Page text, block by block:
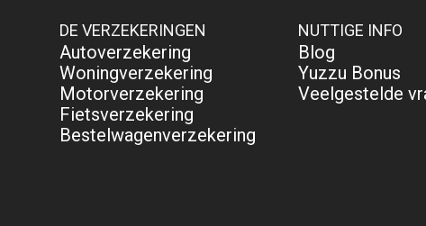
DE VERZEKERINGEN
Autoverzekering
Woningverzekering
Motorverzekering
Fietsverzekering
Bestelwagenverzekering
NUTTIGE INFO
Blog
Yuzzu Bonus
Veelgestelde